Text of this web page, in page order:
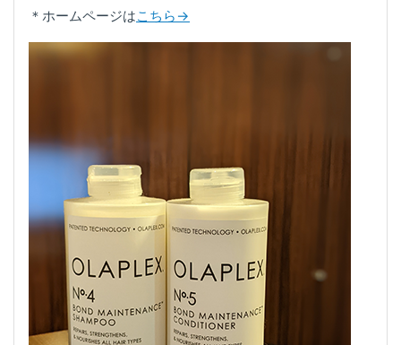
＊ホームページはこちら→